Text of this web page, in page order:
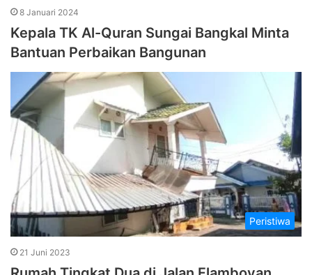
8 Januari 2024
Kepala TK Al-Quran Sungai Bangkal Minta
Bantuan Perbaikan Bangunan
Peristiwa
21 Juni 2023